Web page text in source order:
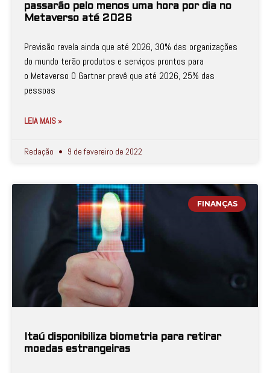
passarão pelo menos uma hora por dia no
Metaverso até 2026
Previsão revela ainda que até 2026, 30% das organizações
do mundo terão produtos e serviços prontos para
o Metaverso O Gartner prevê que até 2026, 25% das
pessoas
LEIA MAIS »
Redação 9 de fevereiro de 2022
FINANÇAS
Itaú disponibiliza biometria para retirar
moedas estrangeiras